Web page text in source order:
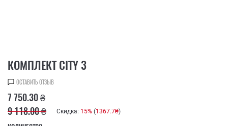
КОМПЛЕКТ CITY 3
ОСТАВИТЬ ОТЗЫВ
7 750.30 ₴
9 118.00 ₴
Скидка: 15% (1367.7₴)